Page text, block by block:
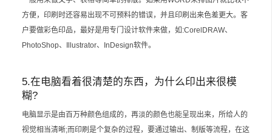
方便，印刷时还容易出现不可预料的错误，并且印刷出来色差更大。客
户要做彩色印品，最好是用专门设计软件来做，如:CorelDRAW、
PhotoShop、Illustrator、InDesign软件。
5.在电脑看着很清楚的东西，为什么印出来很模
糊?
电脑显示是由百万种颜色组成的，再淡的颜色也能呈现出来，所给人的
视觉相当清晰;而印刷是个复杂的过程，要通过输出、制版等流程，在这